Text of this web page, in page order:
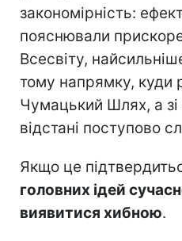
закономірність:
пояснювали
Всесвіту,
тому напрямку, куди
Чумацький Шлях, а
відстані поступово
Якщо це
головних ідей
виявитися хибною.